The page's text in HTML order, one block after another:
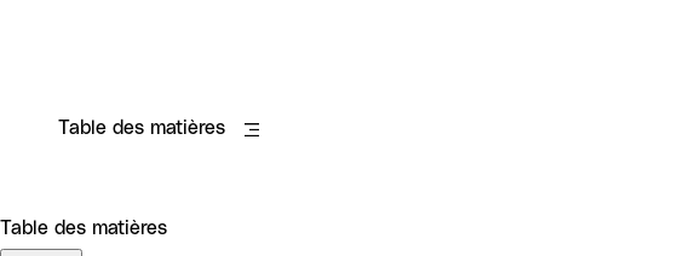
Table des matières
Table des matières